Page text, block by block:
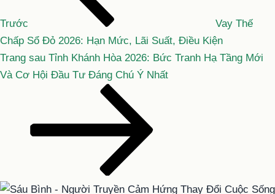
viết
Trước
Vay Thế
Chấp Sổ Đỏ 2026: Hạn Mức, Lãi Suất, Điều Kiện
Bài
tiếp
Trang sau Tỉnh Khánh Hòa 2026: Bức Tranh Hạ Tầng Mới
Và Cơ Hội Đầu Tư Đáng Chú Ý Nhất